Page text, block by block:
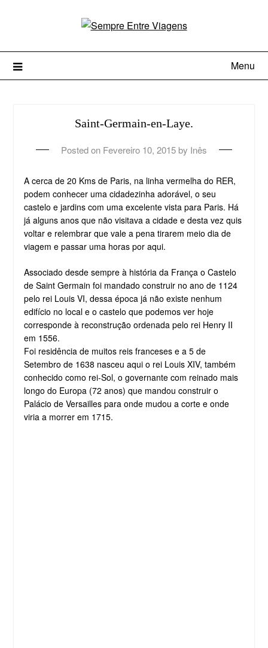
Menu
Saint-Germain-en-Laye.
Posted on Fevereiro 10, 2015 by Inês
A cerca de 20 Kms de Paris, na linha vermelha do RER,
podem conhecer uma cidadezinha adorável, o seu
castelo e jardins com uma excelente vista para Paris. Há
já alguns anos que não visitava a cidade e desta vez quis
voltar e relembrar que vale a pena tirarem meio dia de
viagem e passar uma horas por aqui.
Associado desde sempre à história da França o Castelo
de Saint Germain foi mandado construir no ano de 1124
pelo rei Louis VI, dessa época já não existe nenhum
edifício no local e o castelo que podemos ver hoje
corresponde à reconstrução ordenada pelo rei Henry II
em 1556.
Foi residência de muitos reis franceses e a 5 de
Setembro de 1638 nasceu aqui o rei Louis XIV, também
conhecido como rei-Sol, o governante com reinado mais
longo do Europa (72 anos) que mandou construir o
Palácio de Versailles para onde mudou a corte e onde
viria a morrer em 1715.